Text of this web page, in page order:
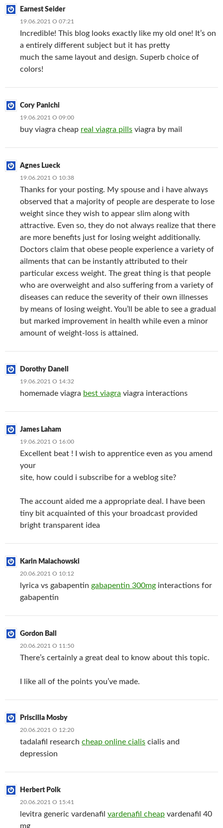
Earnest Seider
19.06.2021 О 07:21
Incredible! This blog looks exactly like my old one! It’s on
a entirely different subject but it has pretty
much the same layout and design. Superb choice of
colors!
Cory Panichi
19.06.2021 О 09:00
buy viagra cheap real viagra pills viagra by mail
Agnes Lueck
19.06.2021 О 10:38
Thanks for your posting. My spouse and i have always
observed that a majority of people are desperate to lose
weight since they wish to appear slim along with
attractive. Even so, they do not always realize that there
are more benefits just for losing weight additionally.
Doctors claim that obese people experience a variety of
ailments that can be instantly attributed to their
particular excess weight. The great thing is that people
who are overweight and also suffering from a variety of
diseases can reduce the severity of their own illnesses
by means of losing weight. You’ll be able to see a gradual
but marked improvement in health while even a minor
amount of weight-loss is attained.
Dorothy Danell
19.06.2021 О 14:32
homemade viagra best viagra viagra interactions
James Laham
19.06.2021 О 16:00
Excellent beat ! I wish to apprentice even as you amend
your
site, how could i subscribe for a weblog site?
The account aided me a appropriate deal. I have been
tiny bit acquainted of this your broadcast provided
bright transparent idea
Karin Malachowski
20.06.2021 О 10:12
lyrica vs gabapentin gabapentin 300mg interactions for
gabapentin
Gordon Ball
20.06.2021 О 11:50
There’s certainly a great deal to know about this topic.
I like all of the points you’ve made.
Priscilla Mosby
20.06.2021 О 12:20
tadalafil research cheap online cialis cialis and
depression
Herbert Polk
20.06.2021 О 15:41
levitra generic vardenafil vardenafil cheap vardenafil 40
mg